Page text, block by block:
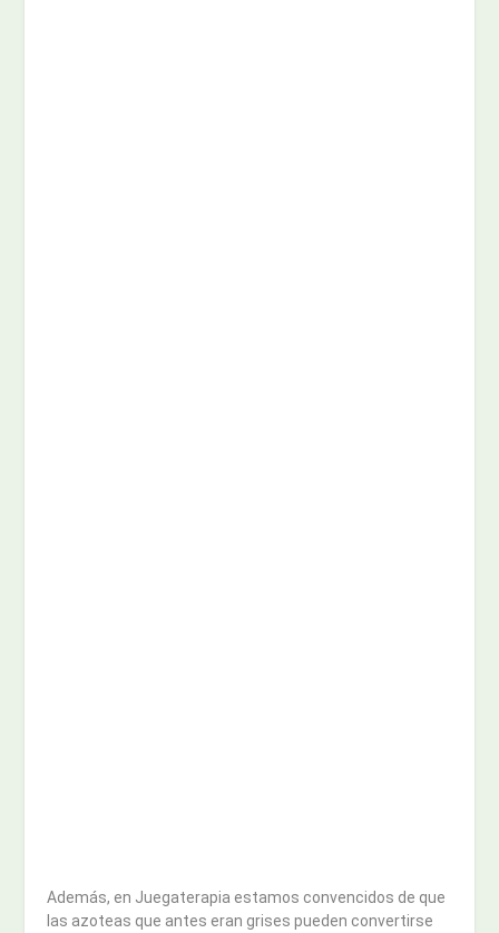
Además, en Juegaterapia estamos convencidos de que
las azoteas que antes eran grises pueden convertirse